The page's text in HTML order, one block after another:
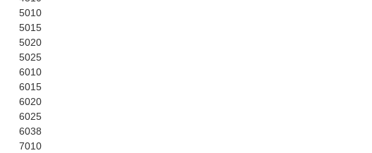
5010
5015
5020
5025
6010
6015
6020
6025
6038
7010